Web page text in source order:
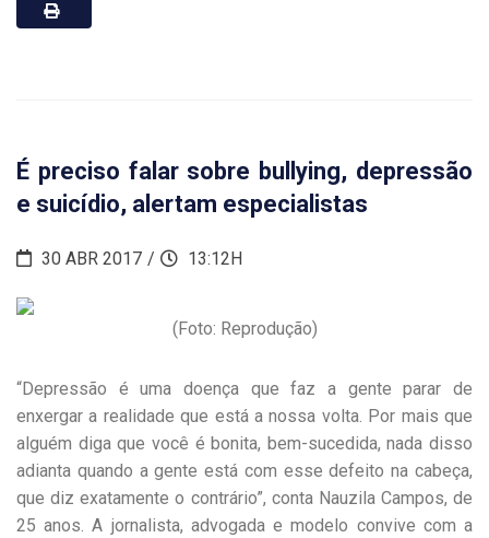
É preciso falar sobre bullying, depressão
e suicídio, alertam especialistas
30 ABR 2017 13:12H
(Foto: Reprodução)
“Depressão é uma doença que faz a gente parar de
enxergar a realidade que está a nossa volta. Por mais que
alguém diga que você é bonita, bem-sucedida, nada disso
adianta quando a gente está com esse defeito na cabeça,
que diz exatamente o contrário”, conta Nauzila Campos, de
25 anos. A jornalista, advogada e modelo convive com a